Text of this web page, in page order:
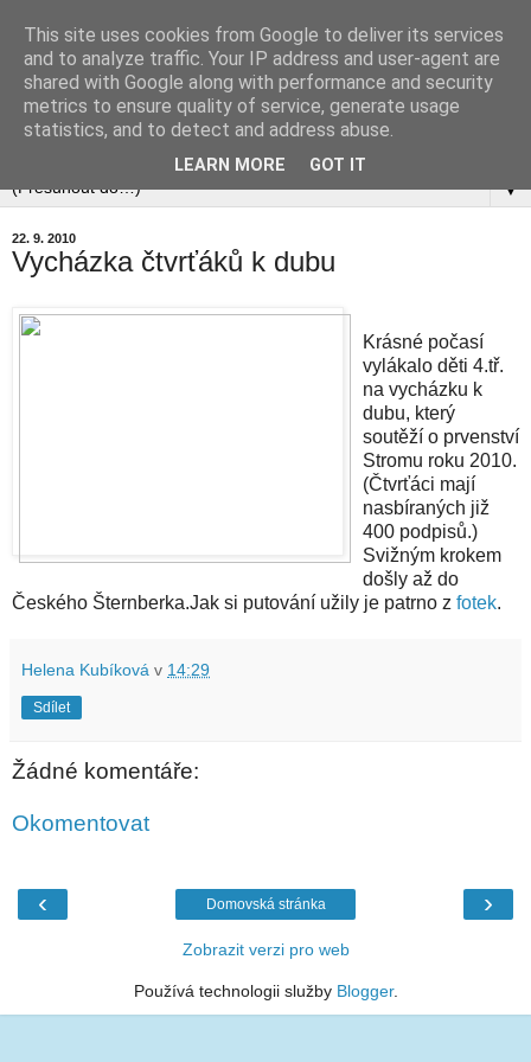
▼
22. 9. 2010
Vycházka čtvrťáků k dubu
Krásné počasí
vylákalo děti 4.tř.
na vycházku k
dubu, který
soutěží o prvenství
Stromu roku 2010.
(Čtvrťáci mají
nasbíraných již
400 podpisů.)
Svižným krokem
došly až do
Českého Šternberka.Jak si putování užily je patrno z fotek.
Helena Kubíková v 14:29
Sdílet
Žádné komentáře:
Okomentovat
‹ ›
Domovská stránka
Zobrazit verzi pro web
Používá technologii služby Blogger.
This site uses cookies from Google to deliver its services
and to analyze traffic. Your IP address and user-agent are
shared with Google along with performance and security
metrics to ensure quality of service, generate usage
statistics, and to detect and address abuse.
LEARN MORE GOT IT